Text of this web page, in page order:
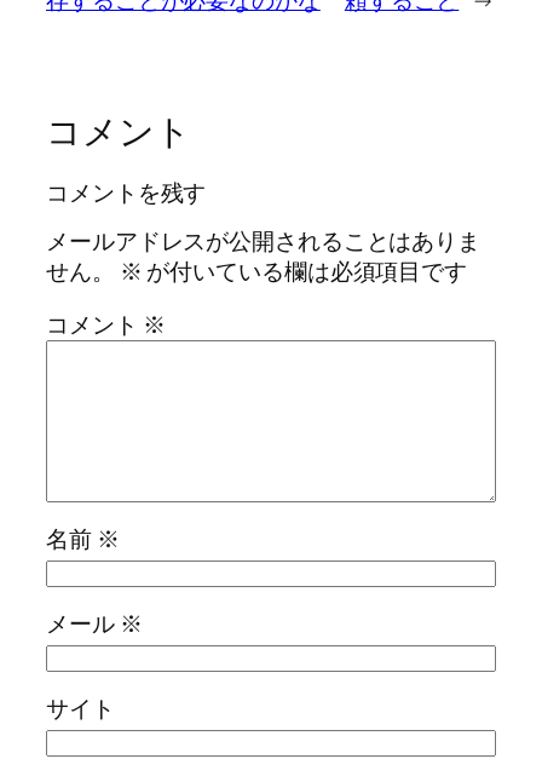
コメント
コメントを残す
メールアドレスが公開されることはありま
せん。
※ が付いている欄は必須項目です
コメント ※
名前 ※
メール ※
サイト